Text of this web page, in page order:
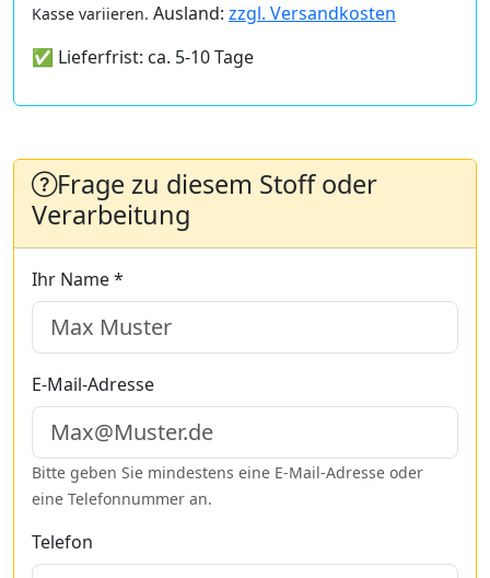
Kasse variieren. Ausland: zzgl. Versandkosten
✅ Lieferfrist: ca. 5-10 Tage
Frage zu diesem Stoff oder
Verarbeitung
Ihr Name *
E-Mail-Adresse
Bitte geben Sie mindestens eine E-Mail-Adresse oder
eine Telefonnummer an.
Telefon